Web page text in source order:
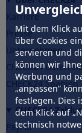
Mit dem Klick
über Cookies
servieren und
können wir
Werbung und
„anpassen”
festlegen. Dies
dem Klick auf
technisch
Karriere
Presse
Unternehmen
CHECK24
CHECK24 Spanien
CHECK24
PayPal